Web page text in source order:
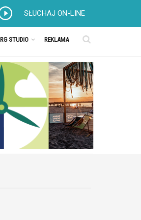
SŁUCHAJ ON-LINE
RG STUDIO REKLAMA